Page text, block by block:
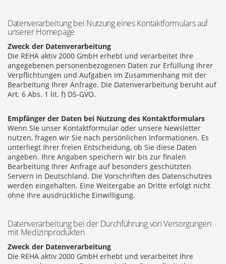
Datenverarbeitung bei Nutzung eines Kontaktformulars auf
unserer Homepage
Zweck der Datenverarbeitung
Die REHA aktiv 2000 GmbH erhebt und verarbeitet Ihre
angegebenen personenbezogenen Daten zur Erfüllung ihrer
Verpflichtungen und Aufgaben im Zusammenhang mit der
Bearbeitung Ihrer Anfrage. Die Datenverarbeitung beruht auf
Art. 6 Abs. 1 lit. f) DS-GVO.
Empfänger der Daten bei Nutzung des Kontaktformulars
Wenn Sie unser Kontaktformular oder unsere Newsletter
nutzen, fragen wir Sie nach persönlichen Informationen. Es
unterliegt Ihrer freien Entscheidung, ob Sie diese Daten
angeben. Ihre Angaben speichern wir bis zur finalen
Bearbeitung Ihrer Anfrage auf besonders geschützten
Servern in Deutschland. Die Vorschriften des Datenschutzes
werden eingehalten. Eine Weitergabe an Dritte erfolgt nicht
ohne Ihre ausdrückliche Einwilligung.
Datenverarbeitung bei der Durchführung von Versorgungen
mit Medizinprodukten
Zweck der Datenverarbeitung
Die REHA aktiv 2000 GmbH erhebt und verarbeitet Ihre